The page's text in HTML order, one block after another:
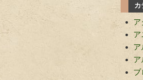
カ
ア
ア
ア
ア
ブ